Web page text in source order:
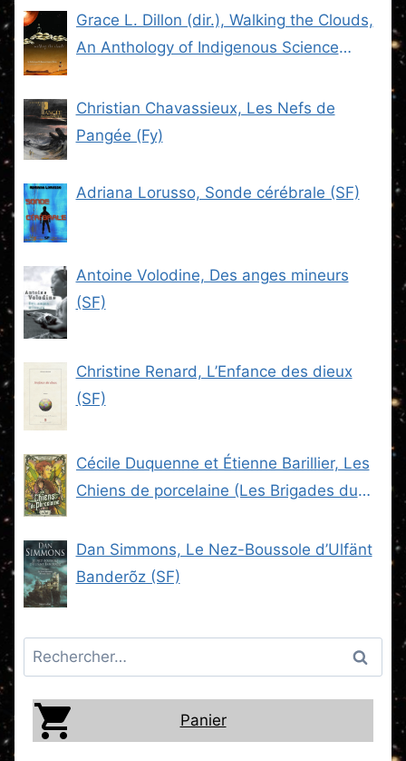
Grace L. Dillon (dir.), Walking the Clouds,
An Anthology of Indigenous Science
Christian Chavassieux, Les Nefs de
Pangée (Fy)
Adriana Lorusso, Sonde cérébrale (SF)
Antoine Volodine, Des anges mineurs
(SF)
Christine Renard, L’Enfance des dieux
(SF)
Cécile Duquenne et Étienne Barillier, Les
Chiens de porcelaine (Les Brigades du
Dan Simmons, Le Nez-Boussole d’Ulfänt
Banderõz (SF)
Rechercher :
Panier